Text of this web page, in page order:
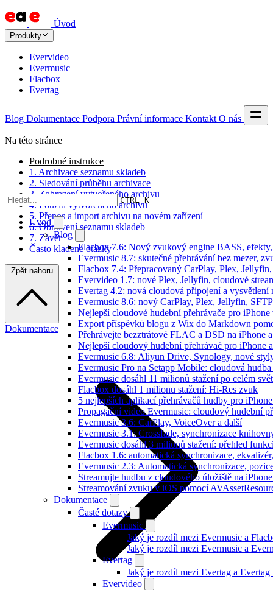
Úvod
Produkty
Evervideo
Evermusic
Flacbox
Evertag
Blog Dokumentace Podpora Právní informace Kontakt O nás
CTRL K
Úvod
Blog
Flacbox 7.6: Nový zvukový engine BASS,
Evermusic 8.7: skutečné přehrávání bez mezer,
Flacbox 7.4: Přepracovaný CarPlay, Plex,
Evervideo 1.7: nové Plex, Jellyfin, cloudové
Evertag 4.2: nová cloudová připojení a vysvětlení
Evermusic 8.6: nový CarPlay, Plex, Jellyfin,
Nejlepší cloudové hudební přehrávače pro iPhone
Export příspěvků blogu z Wix do Markdown
Přehrávejte bezztrátové FLAC a DSD na iPhone
Nejlepší cloudový hudební přehrávač pro iPhone
Evermusic 6.8: Aliyun Drive, Synology, nové
Evermusic Pro na Setapp Mobile: cloudová
Evermusic dosáhl 11 milionů stažení po celém
Flacbox dosáhl 1 milionu stažení: Hi-Res zvuk
5 nejlepších aplikací přehrávačů hudby pro
Propagační video Evermusic: cloudový hudební
Evermusic 3.6: CarPlay, VoiceOver a další
Evermusic 3.1: Crossfade, synchronizace
Evermusic dosáhl 3 milionů stažení: přehled
Flacbox 1.6: automatická synchronizace,
Evermusic 2.3: Automatická synchronizace,
Streamujte hudbu z cloudového úložiště na
Streamování zvuku v iOS pomocí
Dokumentace
Časté dotazy
Evermusic
Jaký je rozdíl mezi Evermusic a
Jaký je rozdíl mezi Evermusic a
Evertag
Jaký je rozdíl mezi Evertag a Evertag
Evervideo
Na této stránce
Podrobné instrukce
1. Archivace seznamu skladeb
2. Sledování průběhu archivace
3. Zobrazení vytvořeného archivu
4. Použití vytvořeného archivu
5. Přenos a import archivu na novém zařízení
6. Obnovení seznamu skladeb
7. Závěr
Často kladené otázky
Zpět nahoru
Dokumentace